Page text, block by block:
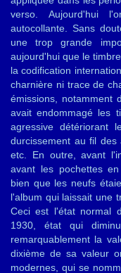
verso. Aujourd'hui
autocollante. Sans
une trop grande
aujourd'hui que le
la codification
charnière ni trace de
émissions, notamment
avait endommagé les
agressive détériorant
durcissement au fil
etc. En outre, avant
avant les pochettes
bien que les neufs
l'album qui laissait une
Ceci est l'état normal
1930, état qui
remarquablement la
dixième de sa valeur
modernes, qui se